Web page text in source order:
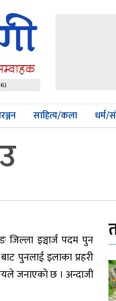
साहित्य/कला धर्म/
जिल्ला इञ्चार्ज पदम पुन
पुनलाई इलाका प्रहरी
जनाएको छ । अन्दाजी